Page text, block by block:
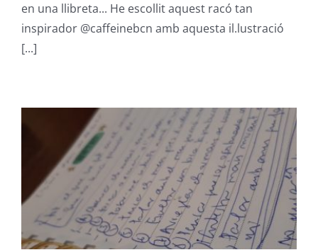
en una llibreta... He escollit aquest racó tan
inspirador @caffeinebcn amb aquesta il.lustració
[...]